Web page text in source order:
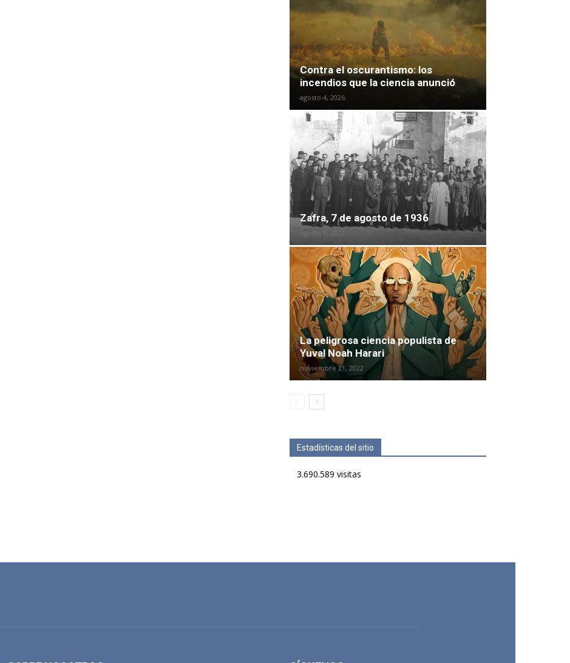
Contra el oscurantismo: los
incendios que la ciencia anunció
agosto 4, 2026
Zafra, 7 de agosto de 1936
agosto 8, 2022
La peligrosa ciencia populista de
Yuval Noah Harari
noviembre 21, 2022
Estadísticas del sitio
3.690.589 visitas